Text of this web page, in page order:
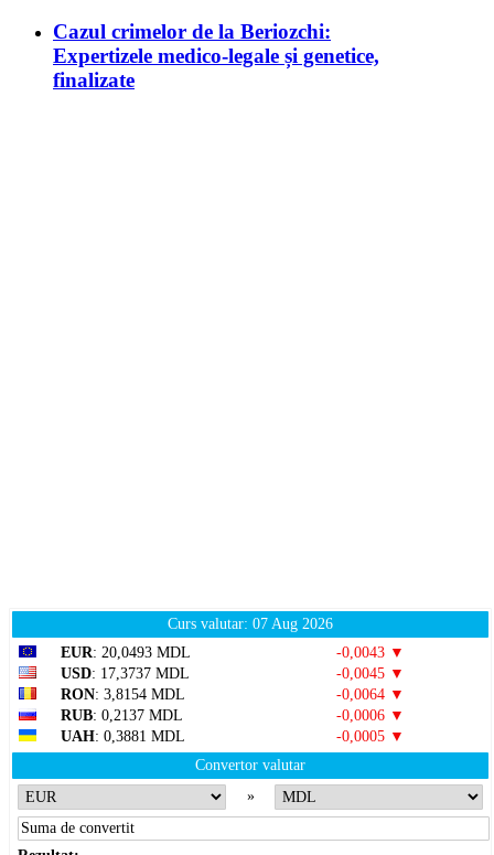
Cazul crimelor de la Beriozchi:
Expertizele medico-legale și genetice,
finalizate
Curs valutar: 07 Aug 2026
EUR: 20,0493 MDL
-0,0043 ▼
USD: 17,3737 MDL
-0,0045 ▼
RON: 3,8154 MDL
-0,0064 ▼
RUB: 0,2137 MDL
-0,0006 ▼
UAH: 0,3881 MDL
-0,0005 ▼
Convertor valutar
»